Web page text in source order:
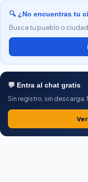
🔍 ¿No encuentras tu
Busca tu pueblo o
💬 Entra al chat gratis
Sin registro, sin